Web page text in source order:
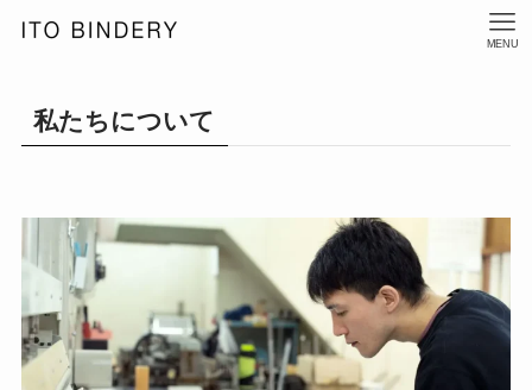
MENU
私たちについて